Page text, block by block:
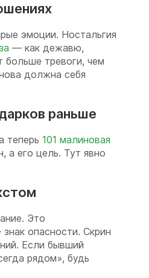
эмоции. Ностальгия
— как дежавю,
больше тревоги, чем
должна себя
раньше
теперь 101 малиновая
а его цель. Тут явно
Это
опасности. Скрин
Если бывший
рядом», будь